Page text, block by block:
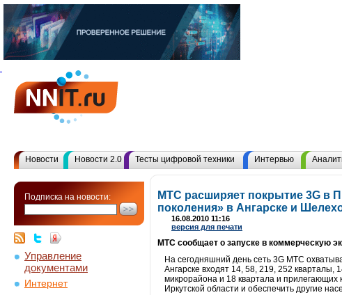
Новости Новости 2.0 Тесты цифровой техники Интервью
Подписка на новости:
Управление
документами
Интернет
МТС расширяет покрытие 3G в
поколения» в Ангарске и
16.08.2010 11:16
версия для печати
МТС сообщает о запуске в коммерческую
На сегодняшний день сеть 3G МТС
Ангарске входят 14, 58, 219, 252
микрорайона и 18 квартала и
Иркутской области и обеспечить другие